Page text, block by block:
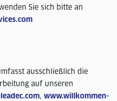
Sie sich bitte an
ausschließlich die
auf unseren
, www.willkommen-